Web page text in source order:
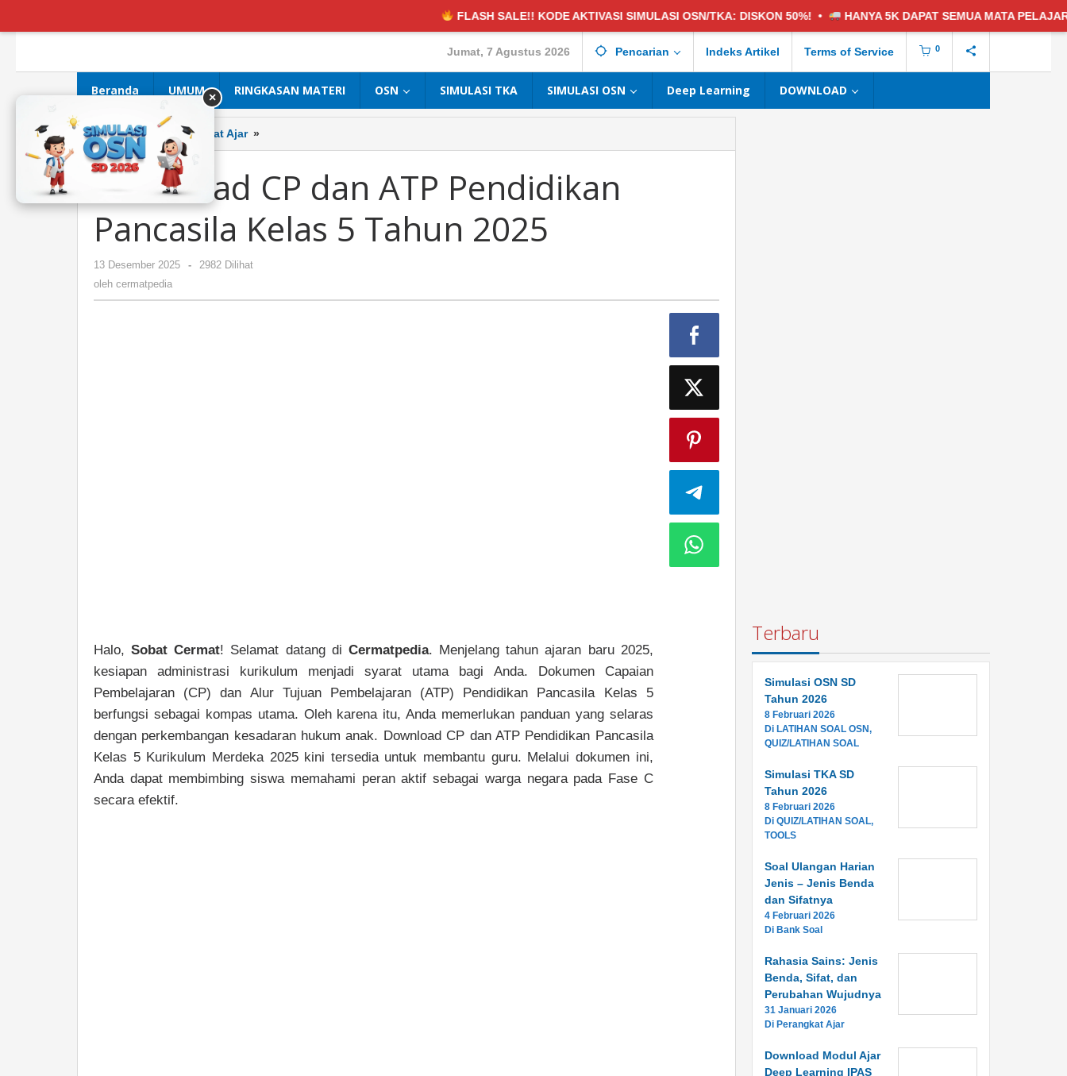
konten
FLASH SALE!! KODE AKTIVASI SIMULASI OSN/TKA:DISKON 50%! • HANYA 5KDAPAT SEMUA MATA PELAJARAN • 5
Jumat, 7 Agustus 2026 Pencarian Indeks Artikel Terms of Service 0
Beranda UMUM RINGKASAN MATERI OSN SIMULASI TKA SIMULASI OSN Deep Learning DOWNLOAD
Homepage Perangkat Ajar »
CP
ATP
Pendidikan
Pancasila
Kelas
Download CP dan ATP Pendidikan
Pancasila Kelas 5 Tahun 2025
13 Desember 2025
oleh
-
2982 Dilihat
oleh cermatpedia
Halo,Sobat Cermat! Selamat datang di Cermatpedia. Menjelang tahun ajaran baru 2025,
kesiapan administrasi kurikulum menjadi syarat utama bagi Anda. Dokumen Capaian
Pembelajaran (CP) dan Alur Tujuan Pembelajaran (ATP) Pendidikan Pancasila Kelas 5
berfungsi sebagai kompas utama. Oleh karena itu, Anda memerlukan panduan yang selaras
dengan perkembangan kesadaran hukum anak. Download CP dan ATP Pendidikan Pancasila
Kelas 5 Kurikulum Merdeka 2025 kini tersedia untuk membantu guru. Melalui dokumen ini,
Anda dapat membimbing siswa memahami peran aktif sebagai warga negara pada Fase C
secara efektif.
Terbaru
Simulasi OSN SD
Tahun 2026
8 Februari 2026
Di LATIHAN SOAL OSN,
QUIZ/LATIHAN SOAL
Simulasi TKA SD
Tahun 2026
8 Februari 2026
Di QUIZ/LATIHAN SOAL,
TOOLS
Soal Ulangan Harian
Jenis – Jenis Benda
dan Sifatnya
4 Februari 2026
Di Bank Soal
Rahasia Sains: Jenis
Benda, Sifat, dan
Perubahan Wujudnya
31 Januari 2026
Di Perangkat Ajar
Download Modul Ajar
Deep Learning IPAS
×